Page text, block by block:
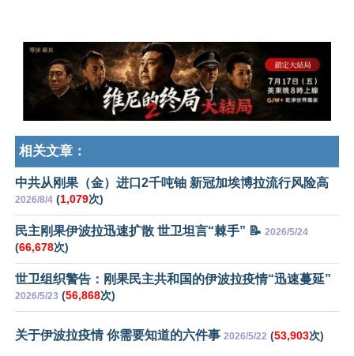
相关文章：
中共从刚果（金）进口2千吨铀 新冠加埃博拉流行风险高
2026/8/4 (1,079次)
民主刚果伊波拉迅速扩散 世卫坦言“棘手” 📝 2026/5/24
(66,678次)
世卫组织警告：刚果民主共和国的伊波拉疫情“迅速蔓延”
2026/5/23 (56,868次)
关于伊波拉疫情 你需要知道的六件事 2026/5/22 (53,903次)